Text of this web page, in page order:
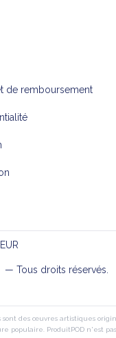
de remboursement
— Tous droits réservés.
sont des œuvres artistiques
populaire. ProduitPOD n'est pas